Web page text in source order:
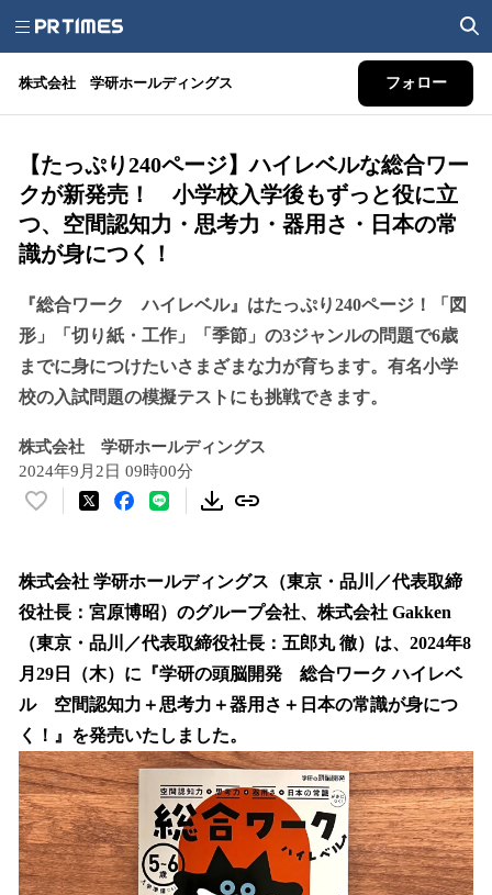
株式会社 学研ホールディングス フォロー
【たっぷり240ページ】ハイレベルな総合ワー
クが新発売！ 小学校入学後もずっと役に立
つ、空間認知力・思考力・器用さ・日本の常
識が身につく！
『総合ワーク ハイレベル』はたっぷり240ページ！「図
形」「切り紙・工作」「季節」の3ジャンルの問題で6歳
までに身につけたいさまざまな力が育ちます。有名小学
校の入試問題の模擬テストにも挑戦できます。
株式会社 学研ホールディングス
2024年9月2日 09時00分
い
！
数
を
読
み
中
で
す
株式会社 学研ホールディングス（東京・品川／代表取締
役社長：宮原博昭）のグループ会社、株式会社 Gakken
（東京・品川／代表取締役社長：五郎丸 徹）は、2024年8
月29日（木）に『学研の頭脳開発 総合ワーク ハイレベ
ル 空間認知力＋思考力＋器用さ＋日本の常識が身につ
く！』を発売いたしました。